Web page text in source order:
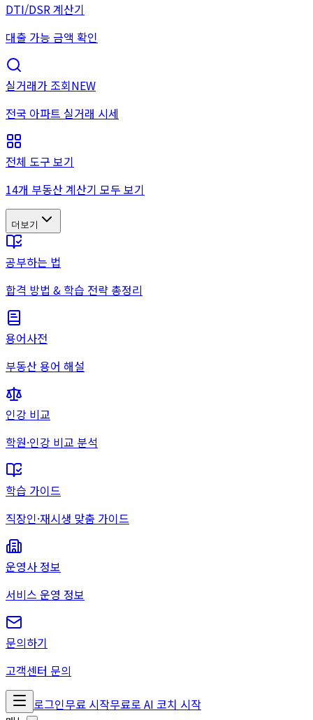
DTI/DSR 계산기
대출 가능 금액 확인
실거래가 조회NEW
전국 아파트 실거래 시세
전체 도구 보기
14개 부동산 계산기 모두 보기
더보기
공부하는 법
합격 방법 & 학습 전략 총정리
용어사전
부동산 용어 해설
인강 비교
학원·인강 비교 분석
학습 가이드
직장인·재시생 맞춤 가이드
운영사 정보
서비스 운영 정보
문의하기
고객센터 문의
로그인무료 시작무료로 AI 코치 시작